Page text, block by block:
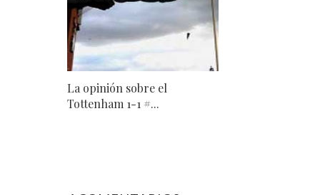
La opinión sobre el
Tottenham 1-1 #...